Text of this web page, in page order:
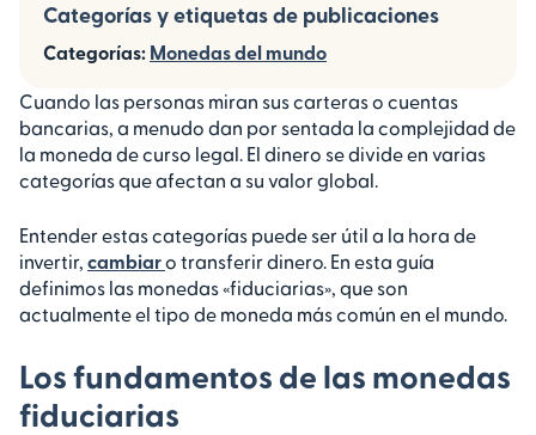
Cuando las personas miran sus carteras o cuentas
bancarias, a menudo dan por sentada la complejidad de
la moneda de curso legal. El dinero se divide en varias
categorías que afectan a su valor global.
Entender estas categorías puede ser útil a la hora de
invertir, cambiaro transferir dinero. En esta guía
definimos las monedas «fiduciarias», que son
actualmente el tipo de moneda más común en el mundo.
Los fundamentos de las monedas
fiduciarias
Categorías y etiquetas de publicaciones
Categorías: Monedas del mundo